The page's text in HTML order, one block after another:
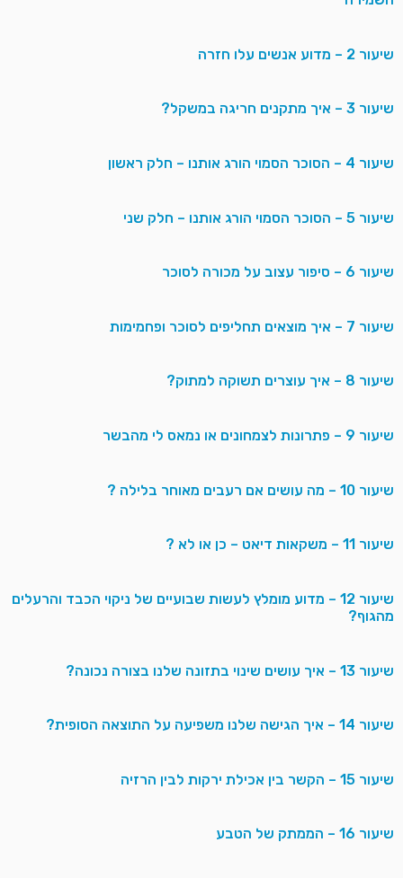
שיעור 2 – מדוע אנשים עלו חזרה
שיעור 3 – איך מתקנים חריגה במשקל?
שיעור 4 – הסוכר הסמוי הורג אותנו – חלק ראשון
שיעור 5 – הסוכר הסמוי הורג אותנו – חלק שני
שיעור 6 – סיפור עצוב על מכורה לסוכר
שיעור 7 – איך מוצאים תחליפים לסוכר ופחמימות
שיעור 8 – איך עוצרים תשוקה למתוק?
שיעור 9 – פתרונות לצמחונים או נמאס לי מהבשר
שיעור 10 – מה עושים אם רעבים מאוחר בלילה ?
שיעור 11 – משקאות דיאט – כן או לא ?
שיעור 12 – מדוע מומלץ לעשות שבועיים של ניקוי הכבד והרעלים
מהגוף?
שיעור 13 – איך עושים שינוי בתזונה שלנו בצורה נכונה?
שיעור 14 – איך הגישה שלנו משפיעה על התוצאה הסופית?
שיעור 15 – הקשר בין אכילת ירקות לבין הרזיה
שיעור 16 – הממתק של הטבע